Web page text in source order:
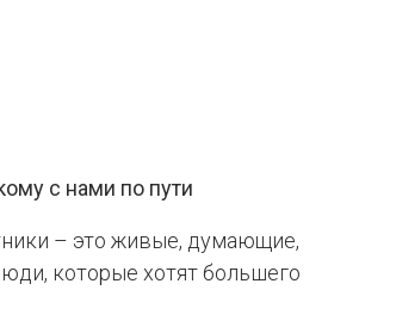
с нами по пути
– это живые, думающие,
которые хотят большего